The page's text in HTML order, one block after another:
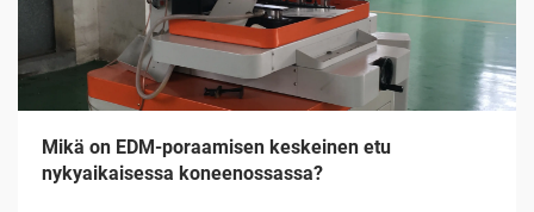
Mikä on EDM-poraamisen keskeinen etu
nykyaikaisessa koneenossassa?